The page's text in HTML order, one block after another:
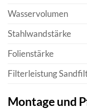
Wasservolumen
Stahlwandstärke
Folienstärke
Filterleistung
Montage und